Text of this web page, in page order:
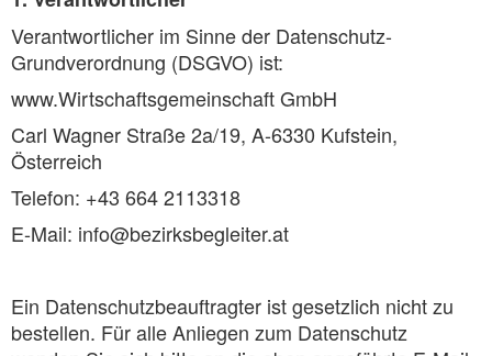
Verantwortlicher im Sinne der Datenschutz-
Grundverordnung (DSGVO) ist:
www.Wirtschaftsgemeinschaft GmbH
Carl Wagner Straße 2a/19, A-6330 Kufstein,
Österreich
Telefon: +43 664 2113318
E-Mail: info@bezirksbegleiter.at
Ein Datenschutzbeauftragter ist gesetzlich nicht zu
bestellen. Für alle Anliegen zum Datenschutz